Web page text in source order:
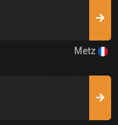
Metz